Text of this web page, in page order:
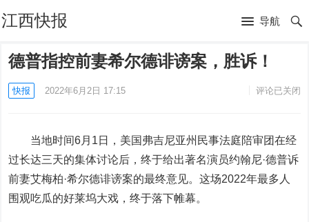
江西快报 导航
德普指控前妻希尔德诽谤案，胜诉！
快报 2022年6月2日 17:15 评论已关闭
当地时间6月1日，美国弗吉尼亚州民事法庭陪审团在经
过长达三天的集体讨论后，终于给出著名演员约翰尼·德普诉
前妻艾梅柏·希尔德诽谤案的最终意见。这场2022年最多人
围观吃瓜的好莱坞大戏，终于落下帷幕。